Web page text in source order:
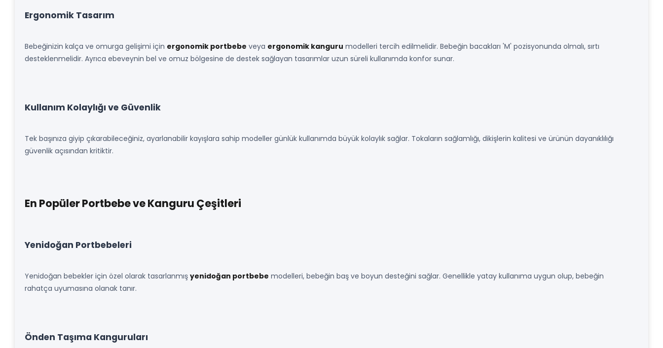
Ergonomik Tasarım
Bebeğinizin kalça ve omurga gelişimi için ergonomik portbebe veya ergonomik kanguru modelleri tercih edilmelidir. Bebeğin bacakları 'M' pozisyonunda olmalı, sırtı
desteklenmelidir. Ayrıca ebeveynin bel ve omuz bölgesine de destek sağlayan tasarımlar uzun süreli kullanımda konfor sunar.
Kullanım Kolaylığı ve Güvenlik
Tek başınıza giyip çıkarabileceğiniz, ayarlanabilir kayışlara sahip modeller günlük kullanımda büyük kolaylık sağlar. Tokaların sağlamlığı, dikişlerin kalitesi ve ürünün dayanıklılığı
güvenlik açısından kritiktir.
En Popüler Portbebe ve Kanguru Çeşitleri
Yenidoğan Portbebeleri
Yenidoğan bebekler için özel olarak tasarlanmış yenidoğan portbebe modelleri, bebeğin baş ve boyun desteğini sağlar. Genellikle yatay kullanıma uygun olup, bebeğin
rahatça uyumasına olanak tanır.
Önden Taşıma Kanguruları